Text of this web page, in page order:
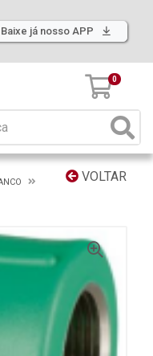
Baixe já nosso APP
0
VOLTAR